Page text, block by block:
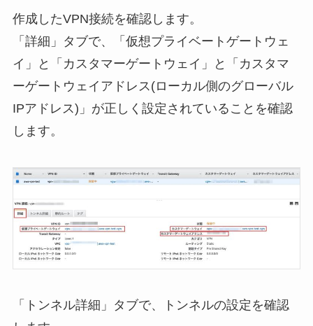
作成したVPN接続を確認します。
「詳細」タブで、「仮想プライベートゲートウェ
イ」と「カスタマーゲートウェイ」と「カスタマ
ーゲートウェイアドレス(ローカル側のグローバル
IPアドレス)」が正しく設定されていることを確認
します。
「トンネル詳細」タブで、トンネルの設定を確認